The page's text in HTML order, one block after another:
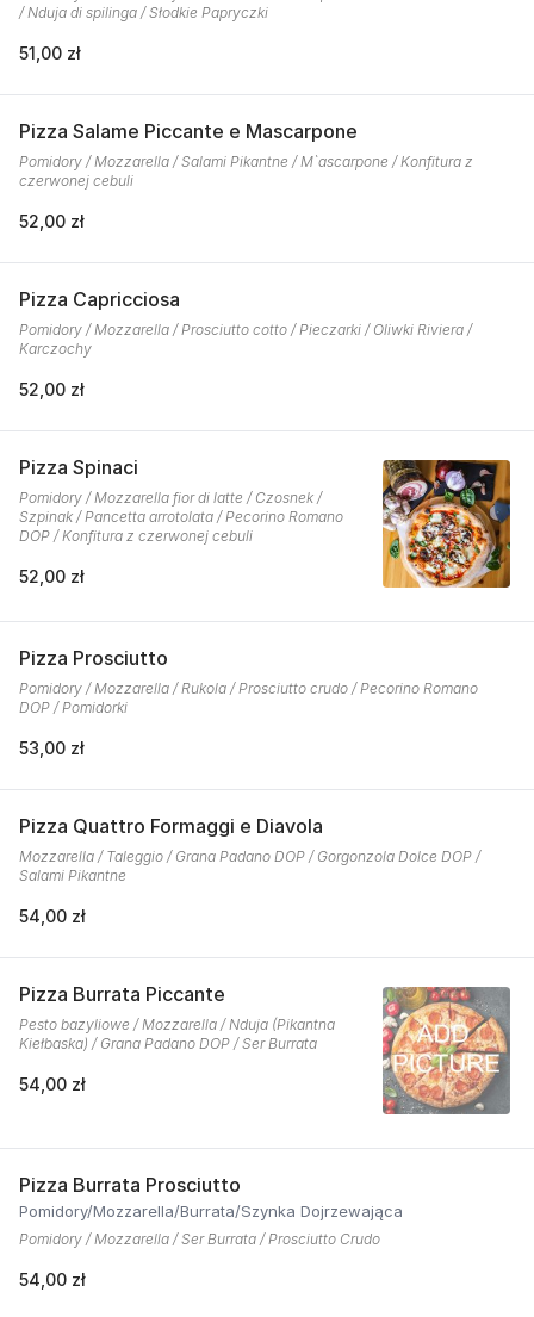
/ Nduja di spilinga / Słodkie Papryczki
51,00 zł
Pizza Salame Piccante e Mascarpone
Pomidory / Mozzarella / Salami Pikantne / M`ascarpone / Konfitura z
czerwonej cebuli
52,00 zł
Pizza Capricciosa
Pomidory / Mozzarella / Prosciutto cotto / Pieczarki / Oliwki Riviera /
Karczochy
52,00 zł
Pizza Spinaci
Pomidory / Mozzarella fior di latte / Czosnek /
Szpinak / Pancetta arrotolata / Pecorino Romano
DOP / Konfitura z czerwonej cebuli
52,00 zł
Pizza Prosciutto
Pomidory / Mozzarella / Rukola / Prosciutto crudo / Pecorino Romano
DOP / Pomidorki
53,00 zł
Pizza Quattro Formaggi e Diavola
Mozzarella / Taleggio / Grana Padano DOP / Gorgonzola Dolce DOP /
Salami Pikantne
54,00 zł
Pizza Burrata Piccante
Pesto bazyliowe / Mozzarella / Nduja (Pikantna
Kiełbaska) / Grana Padano DOP / Ser Burrata
54,00 zł
Pizza Burrata Prosciutto
Pomidory/Mozzarella/Burrata/Szynka Dojrzewająca
Pomidory / Mozzarella / Ser Burrata / Prosciutto Crudo
54,00 zł